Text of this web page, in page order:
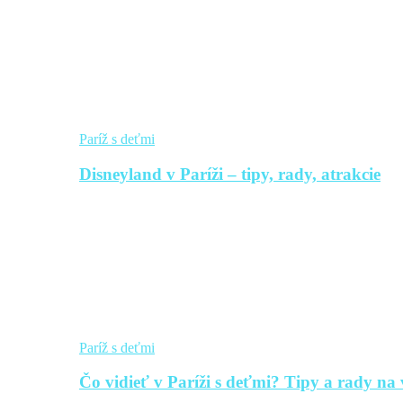
Paríž s deťmi
Disneyland v Paríži – tipy, rady, atrakcie
Paríž s deťmi
Čo vidieť v Paríži s deťmi? Tipy a rady na